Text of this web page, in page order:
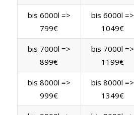
bis 6000l =>
799€
bis 6000l =>
1049€
bis 7000l =>
899€
bis 7000l =>
1199€
bis 8000l =>
999€
bis 8000l =>
1349€